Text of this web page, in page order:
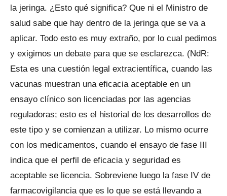
la jeringa. ¿Esto qué significa? Que ni el Ministro de
salud sabe que hay dentro de la jeringa que se va a
aplicar. Todo esto es muy extraño, por lo cual pedimos
y exigimos un debate para que se esclarezca. (NdR:
Esta es una cuestión legal extracientífica, cuando las
vacunas muestran una eficacia aceptable en un
ensayo clínico son licenciadas por las agencias
reguladoras; esto es el historial de los desarrollos de
este tipo y se comienzan a utilizar. Lo mismo ocurre
con los medicamentos, cuando el ensayo de fase III
indica que el perfil de eficacia y seguridad es
aceptable se licencia. Sobreviene luego la fase IV de
farmacovigilancia que es lo que se está llevando a